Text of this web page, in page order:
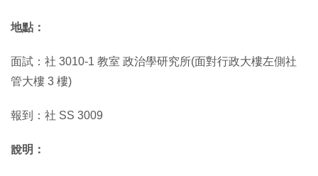
地點：
面試：社 3010-1 教室 政治學研究所(面對行政大樓左側社
管大樓 3 樓)
報到：社 SS 3009
說明：